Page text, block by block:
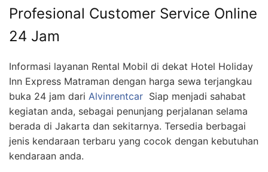
Profesional Customer Service Online
24 Jam
Informasi layanan Rental Mobil di dekat Hotel Holiday
Inn Express Matraman dengan harga sewa terjangkau
buka 24 jam dari Alvinrentcar Siap menjadi sahabat
kegiatan anda, sebagai penunjang perjalanan selama
berada di Jakarta dan sekitarnya. Tersedia berbagai
jenis kendaraan terbaru yang cocok dengan kebutuhan
kendaraan anda.